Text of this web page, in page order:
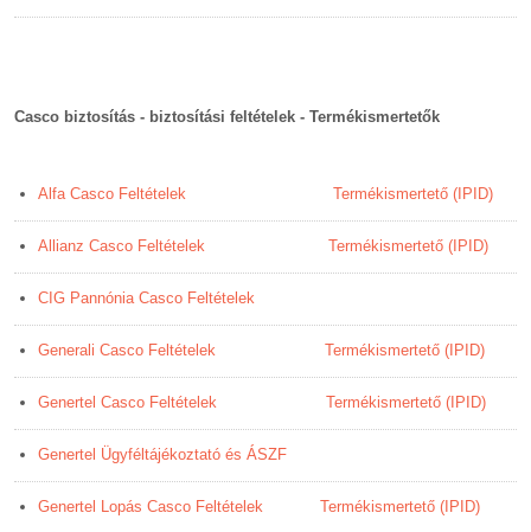
Casco biztosítás - biztosítási feltételek - Termékismertetők
Alfa Casco Feltételek Termékismertető (IPID)
Allianz Casco Feltételek Termékismertető (IPID)
CIG Pannónia Casco Feltételek
Generali Casco Feltételek Termékismertető (IPID)
Genertel Casco Feltételek Termékismertető (IPID)
Genertel Ügyféltájékoztató és ÁSZF
Genertel Lopás Casco Feltételek Termékismertető (IPID)